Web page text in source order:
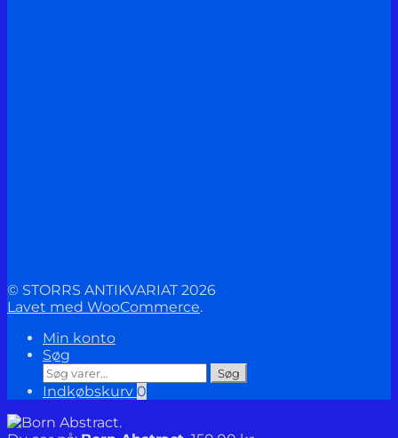
© STORRS ANTIKVARIAT 2026
Lavet med WooCommerce.
Min konto
Søg
Søg
efter:
Søg
Indkøbskurv 0